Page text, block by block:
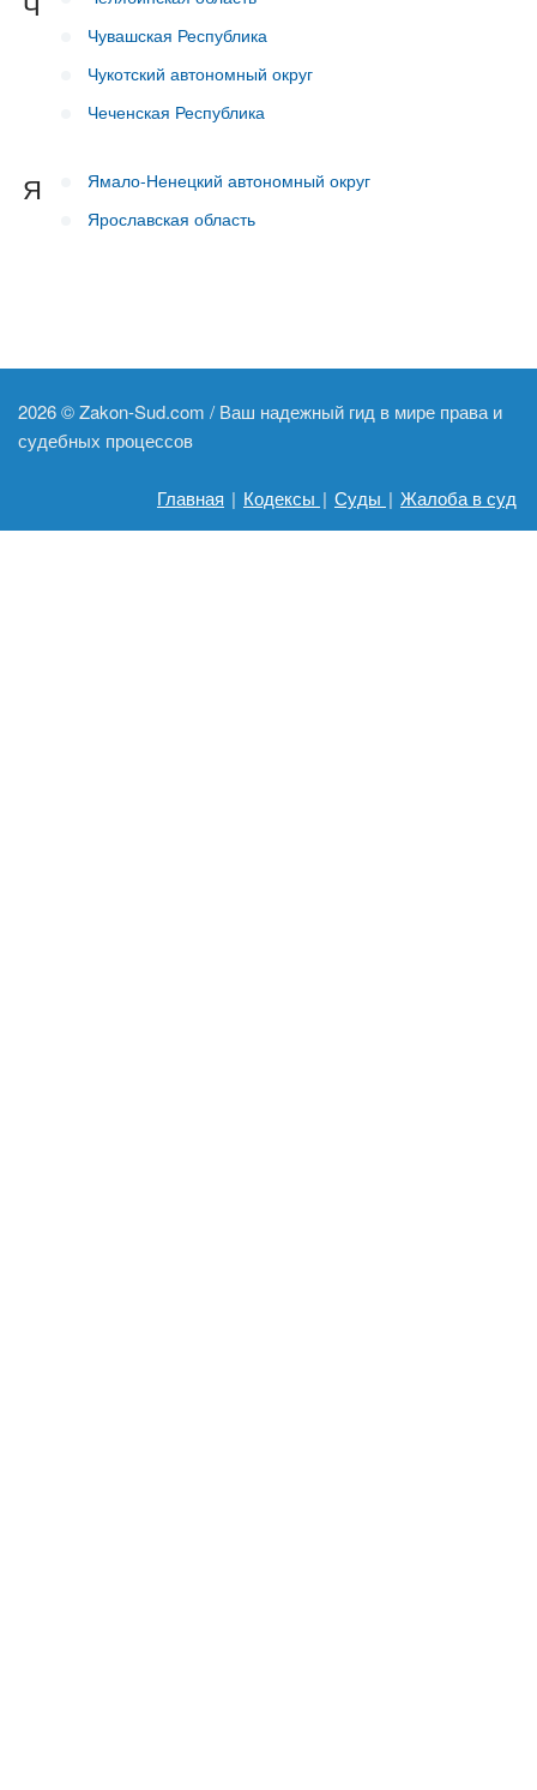
Чувашская Республика
Чукотский автономный округ
Чеченская Республика
Я
Ямало-Ненецкий автономный округ
Ярославская область
2026 ©Zakon-Sud.com / Ваш надежный гид в мире права и
судебных процессов
Главная | Кодексы | Суды | Жалоба в суд